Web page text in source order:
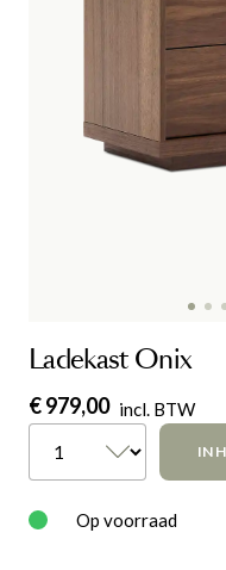
Ladekast Onix
€ 979,00 incl. BTW
IN
Op voorraad